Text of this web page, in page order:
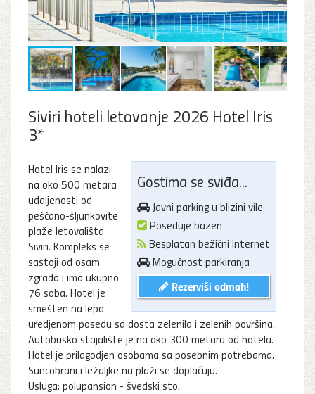
Siviri hoteli letovanje 2026 Hotel Iris
3*
Gostima se sviđa...
Javni parking u blizini vile
Poseduje bazen
Besplatan bežični internet
Mogućnost parkiranja
Rezerviši odmah!
Hotel Iris se nalazi
na oko 500 metara
udaljenosti od
peščano-šljunkovite
plaže letovališta
Siviri. Kompleks se
sastoji od osam
zgrada i ima ukupno
76 soba. Hotel je
smešten na lepo
uredjenom posedu sa dosta zelenila i zelenih površina.
Autobusko stajalište je na oko 300 metara od hotela.
Hotel je prilagodjen osobama sa posebnim potrebama.
Suncobrani i ležaljke na plaži se doplaćuju.
Usluga: polupansion - švedski sto.